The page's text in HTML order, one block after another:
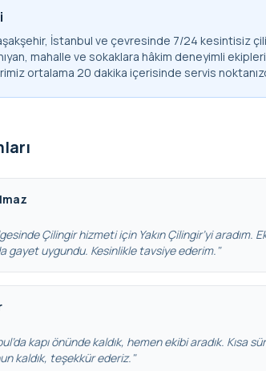
İstanbul ve çevresinde 7/24 kesintisiz
mahalle ve sokaklara hâkim deneyimli
ortalama 20 dakika içerisinde servis
Çilingir hizmeti için Yakın Çilingir’yi aradım.
gayet uygundu. Kesinlikle tavsiye ederim."
kapı önünde kaldık, hemen ekibi aradık. Kısa
kaldık, teşekkür ederiz."